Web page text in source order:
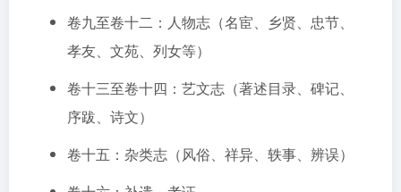
卷九至卷十二：人物志（名宦、乡贤、忠节、
孝友、文苑、列女等）
卷十三至卷十四：艺文志（著述目录、碑记、
序跋、诗文）
卷十五：杂类志（风俗、祥异、轶事、辨误）